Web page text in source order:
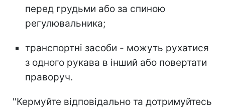
перед грудьми або за спиною
регулювальника;
транспортні засоби - можуть рухатися
з одного рукава в інший або повертати
праворуч.
"Кермуйте відповідально та дотримуйтесь